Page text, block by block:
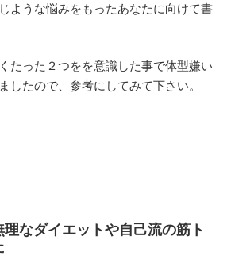
ような悩みをもったあなたに向けて書
たった２つをを意識した事で体型嫌い
したので、参考にしてみて下さい。
理なダイエットや自己流の筋ト